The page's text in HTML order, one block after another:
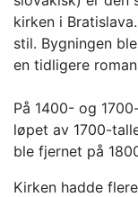
kirken i
stil. Bygningen
en tidligere
På 1400- og
løpet av 1700-
ble fjernet på
Kirken hadde